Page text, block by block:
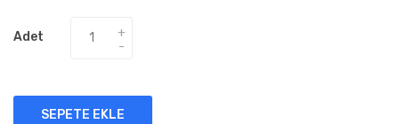
Adet
SEPETE EKLE